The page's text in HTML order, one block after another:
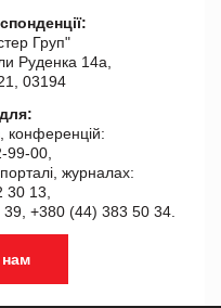
Груп"
Руденка 14а,
03194
конференцій:
99-00,
журналах:
30 13,
+380 (44) 383 50 34.
нам